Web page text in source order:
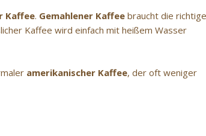
Kaffee. Gemahlener Kaffee braucht die richtige
Kaffee wird einfach mit heißem Wasser
amerikanischer Kaffee, der oft weniger